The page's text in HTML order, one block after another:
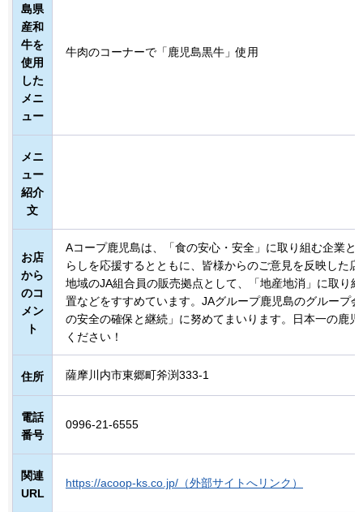
島県
産和
牛を
使用
した
メニ
ュー
牛肉のコーナーで「鹿児島黒牛」使用
メニ
ュー
紹介
文
お店
から
のコ
メン
ト
Aコープ鹿児島は、「食の安心・安全」に取り組む企業と
らしを応援するとともに、皆様からのご意見を反映した
地域のJA組合員の販売拠点として、「地産地消」に取り
置などをすすめています。JAグループ鹿児島のグループ
の安全の確保と継続」に努めてまいります。日本一の鹿
ください！
住所 薩摩川内市東郷町斧渕333-1
電話
番号
0996-21-6555
関連
URL
https://acoop-ks.co.jp/（外部サイトへリンク）